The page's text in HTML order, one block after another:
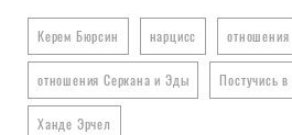
Керем Бюрсин нарцисс отношения
отношения Серкана и Эды Постучись
Ханде Эрчел